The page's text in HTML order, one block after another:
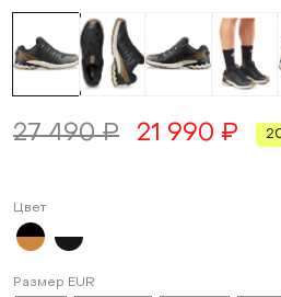
27 490 ₽ 21 990 ₽
Цвет
Размер EUR